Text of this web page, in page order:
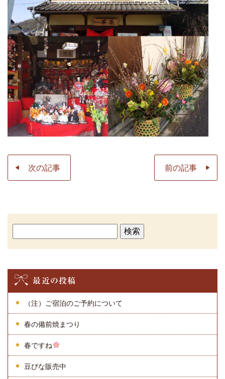
次の記事 前の記事
索:
最近の投稿
（注）ご宿泊のご予約について
春の備前焼まつり
春ですね
豆びな販売中